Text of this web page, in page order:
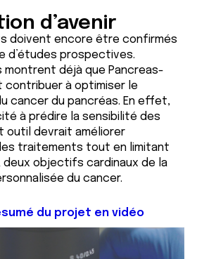
d’avenir
doivent encore être confirmés
d’études prospectives.
montrent déjà que Pancreas-
contribuer à optimiser le
cancer du pancréas. En effet,
à prédire la sensibilité des
outil devrait améliorer
traitements tout en limitant
deux objectifs cardinaux de la
du cancer.
du projet en vidéo